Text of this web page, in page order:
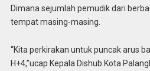
Dimana sejumlah pemudik dari
tempat masing-masing.
“Kita perkirakan untuk puncak arus
H+4,”ucap Kepala Dishub Kota